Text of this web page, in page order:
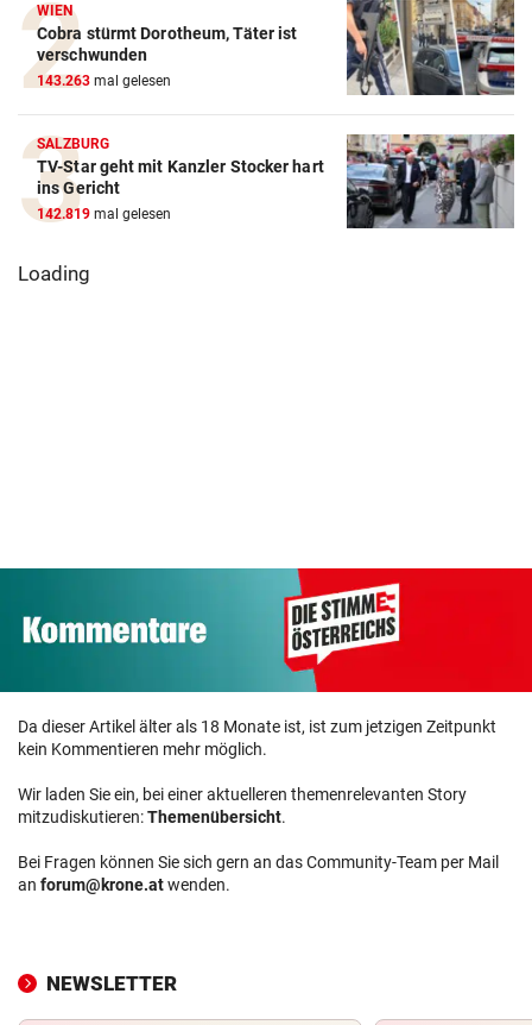
WIEN
Cobra stürmt Dorotheum, Täter ist
verschwunden
143.263 mal gelesen
SALZBURG
TV-Star geht mit Kanzler Stocker hart
ins Gericht
142.819 mal gelesen
Da dieser Artikel älter als 18 Monate ist, ist zum jetzigen Zeitpunkt
kein Kommentieren mehr möglich.
Wir laden Sie ein, bei einer aktuelleren themenrelevanten Story
mitzudiskutieren:Themenübersicht.
Bei Fragen können Sie sich gern an das Community-Team per Mail
an forum@krone.atwenden.
NEWSLETTER